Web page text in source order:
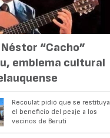
“Cacho”
emblema cultural
Recoulat pidió que se restituya
el beneficio del peaje a los
vecinos de Beruti